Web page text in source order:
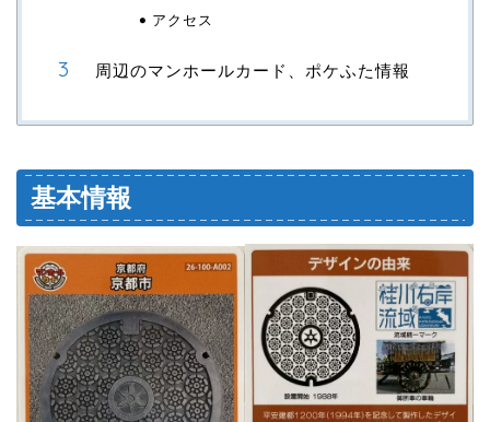
アクセス
周辺のマンホールカード、ポケふた情報
基本情報